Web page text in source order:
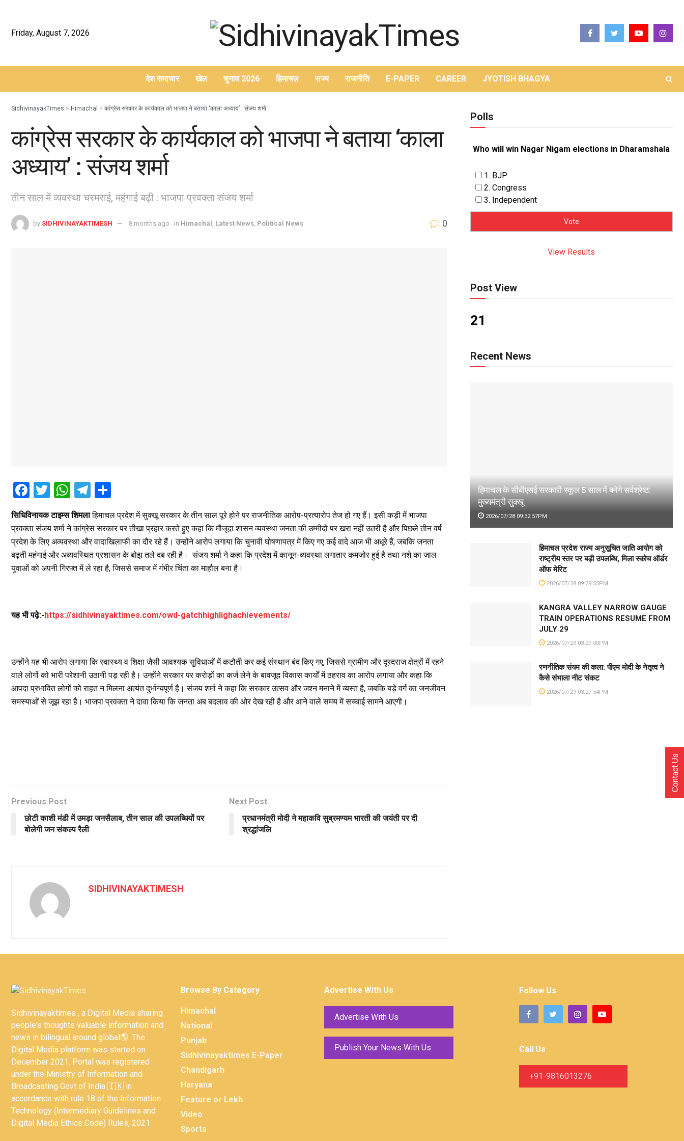
Friday, August 7, 2026
देश समाचार खेल चुनाव 2026 हिमाचल राज्य राजनीति E-PAPER CAREER JYOTISH BHAGYA
SidhivinayakTimes > Himachal > कांग्रेस सरकार के कार्यकाल को भाजपा ने बताया ‘काला अध्याय’ : संजय शर्मा
कांग्रेस सरकार के कार्यकाल को भाजपा ने बताया ‘काला
अध्याय’ : संजय शर्मा
तीन साल में व्यवस्था चरमराई, महंगाई बढ़ी : भाजपा प्रवक्ता संजय शर्मा
by SIDHIVINAYAKTIMESH 8 months ago in Himachal , Latest News, Political News 0
F
ce
b
o
o
T
tt
er
W
h
at
s
A
p
T
el
e
gr
a
m
ar
e
सिधिविनायक टाइम्स शिमलाहिमाचल प्रदेश में सुक्खू सरकार के तीन साल पूरे होने पर राजनीतिक आरोप-प्रत्यारोप तेज हो गए हैं। इसी कड़ी में भाजपा
प्रवक्ता संजय शर्मा ने कांग्रेस सरकार पर तीखा प्रहार करते हुए कहा कि मौजूदा शासन व्यवस्था जनता की उम्मीदों पर खरा नहीं उतरी है और पिछले तीन वर्ष
प्रदेश के लिए अव्यवस्था और वादाखिलाफी का दौर रहे हैं। उन्होंने आरोप लगाया कि चुनावी घोषणापत्र में किए गए कई वादे आज भी अधूरे हैं, जबकि जनता
बढ़ती महंगाई और अव्यवस्थित प्रशासन के बोझ तले दब रही है। संजय शर्मा ने कहा कि प्रदेश में कानून-व्यवस्था लगातार कमजोर हुई है तथा नशे का जाल
युवाओं को अपनी गिरफ्त में ले रहा है, जिससे समाज में गंभीर चिंता का माहौल बना है।
यह भी पढ़े:-https://sidhivinayaktimes.com/owd-gatchhighlighachievements/
उन्होंने यह भी आरोप लगाया कि स्वास्थ्य व शिक्षा जैसी आवश्यक सुविधाओं में कटौती कर कई संस्थान बंद किए गए, जिससे ग्रामीण और दूरदराज क्षेत्रों में रहने
वाले लोगों को भारी परेशानी उठानी पड़ रही है। उन्होंने सरकार पर करोड़ों का कर्ज लेने के बावजूद विकास कार्यों में ठहराव का आरोप लगाया और कहा कि
आपदा प्रभावित लोगों को राहत न मिलना अत्यंत दुर्भाग्यपूर्ण है। संजय शर्मा ने कहा कि सरकार उत्सव और जश्न मनाने में व्यस्त है, जबकि बड़े वर्ग का जनजीवन
समस्याओं से जूझ रहा है। भाजपा प्रवक्ता ने दावा किया कि जनता अब बदलाव की ओर देख रही है और आने वाले समय में सच्चाई सामने आएगी।
Previous Post
छोटी काशी मंडी में उमड़ा जनसैलाब, तीन साल की उपलब्धियों पर
बोलेगी जन संकल्प रैली
Next Post
प्रधानमंत्री मोदी ने महाकवि सुब्रमण्यम भारती की जयंती पर दी
श्रद्धांजलि
SIDHIVINAYAKTIMESH
Polls
Who will win Nagar Nigam elections in Dharamshala
1. BJP
2. Congress
3. Independent
View Results
Post View
21
Recent News
हिमाचल के सीबीएसई सरकारी स्कूल 5 साल में बनेंगे सर्वश्रेष्ठ:
मुख्यमंत्री सुक्खू
2026/07/28 09:32:57PM
हिमाचल प्रदेश राज्य अनुसूचित जाति आयोग को
राष्ट्रीय स्तर पर बड़ी उपलब्धि, मिला स्कोच ऑर्डर
ऑफ मेरिट
2026/07/28 09:29:55PM
KANGRA VALLEY NARROW GAUGE
TRAIN OPERATIONS RESUME FROM
JULY 29
2026/07/29 03:27:00PM
रणनीतिक संयम की कला: पीएम मोदी के नेतृत्व ने
कैसे संभाला नीट संकट
2026/07/29 03:27:54PM
Sidhivinayaktimes , a Digital Media sharing
people's thoughts valuable information and
news in bilingual around global🌎. The
Digital Media platform was started on
December 2021. Portal was registered
under the Ministry of Information and
Broadcasting Govt of India 🇮🇳 in
accordance with rule 18 of the Information
Technology (Intermediary Guidelines and
Digital Media Ethics Code) Rules, 2021.
Browse By Category
Himachal
National
Punjab
Sidhivinayaktimes E-Paper
Chandigarh
Haryana
Feature or Lekh
Video
Sports
Advertise With Us
Advertise With Us
Publish Your News With Us
Follow Us
Call Us
+91-9816013276
Contact Us